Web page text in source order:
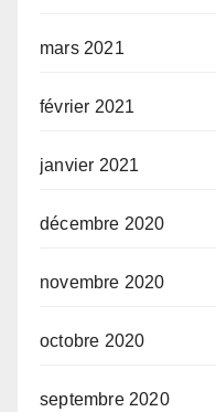
mars 2021
février 2021
janvier 2021
décembre 2020
novembre 2020
octobre 2020
septembre 2020